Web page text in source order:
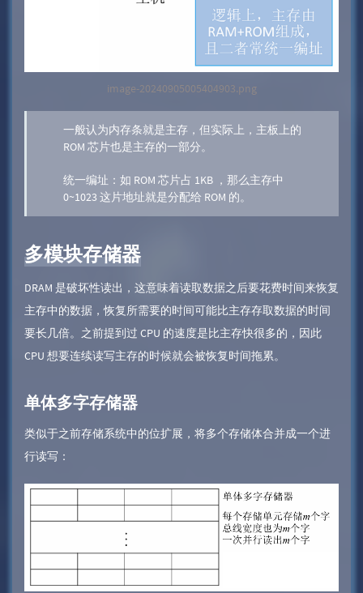
image-20240905005404903.png
一般认为内存条就是主存，但实际上，主板上的
ROM 芯片也是主存的一部分。
统一编址：如 ROM 芯片占 1KB ，那么主存中
0~1023 这片地址就是分配给 ROM 的。
多模块存储器
DRAM 是破坏性读出，这意味着读取数据之后要花费时间来恢复
主存中的数据，恢复所需要的时间可能比主存存取数据的时间
要长几倍。之前提到过 CPU 的速度是比主存快很多的，因此
CPU 想要连续读写主存的时候就会被恢复时间拖累。
单体多字存储器
类似于之前存储系统中的位扩展，将多个存储体合并成一个进
行读写：